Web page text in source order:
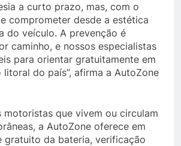
a curto prazo, mas, com o
comprometer desde a estética
do veículo. A prevenção é
caminho, e nossos especialistas
para orientar gratuitamente em
litoral do país”, afirma a AutoZone
motoristas que vivem ou circulam
a AutoZone oferece em
gratuito da bateria, verificação